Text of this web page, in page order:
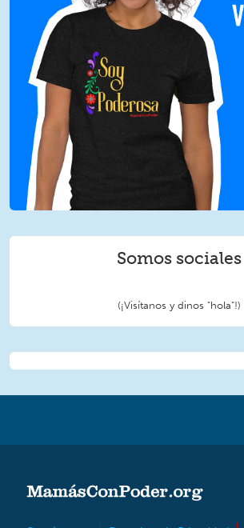
Somos sociales
(¡Visítanos y dinos "hola"!)